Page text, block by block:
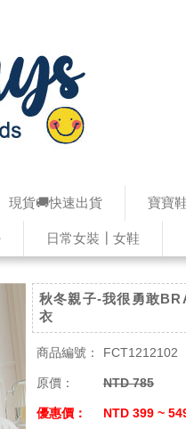
現貨🚚快速出貨 寶寶
日常女裝┃女鞋
秋冬親子-我很勇敢
衣
商品編號： FCT1212102
原價： NTD 785
優惠價： NTD 399 ~